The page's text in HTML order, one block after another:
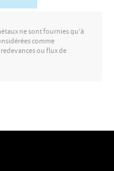
ne sont fournies qu’à
comme
ou flux de